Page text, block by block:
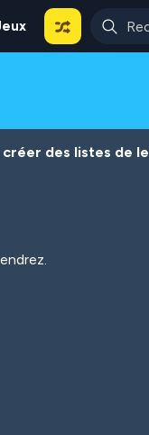
des listes de